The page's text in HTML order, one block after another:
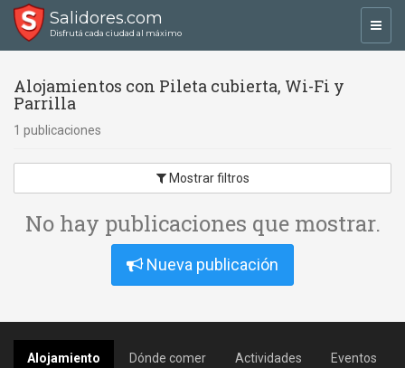
Salidores.com
Disfrutá cada ciudad al máximo
Alojamientos con Pileta cubierta, Wi-Fi y
Parrilla
1 publicaciones
Mostrar filtros
No hay publicaciones que mostrar.
Nueva publicación
Alojamiento Dónde comer Actividades Eventos